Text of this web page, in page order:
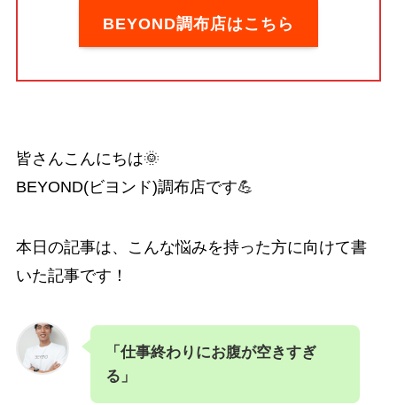
BEYOND調布店はこちら
皆さんこんにちは🌞
BEYOND(ビヨンド)調布店です💪
本日の記事は、こんな悩みを持った方に向けて書
いた記事です！
「仕事終わりにお腹が空きすぎ
る」